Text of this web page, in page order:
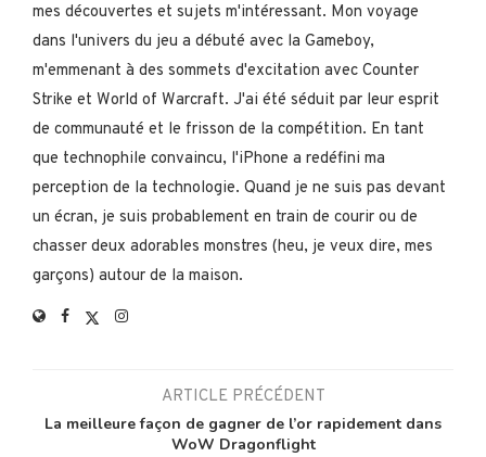
mes découvertes et sujets m'intéressant. Mon voyage
dans l'univers du jeu a débuté avec la Gameboy,
m'emmenant à des sommets d'excitation avec Counter
Strike et World of Warcraft. J'ai été séduit par leur esprit
de communauté et le frisson de la compétition. En tant
que technophile convaincu, l'iPhone a redéfini ma
perception de la technologie. Quand je ne suis pas devant
un écran, je suis probablement en train de courir ou de
chasser deux adorables monstres (heu, je veux dire, mes
garçons) autour de la maison.
ARTICLE PRÉCÉDENT
La meilleure façon de gagner de l’or rapidement dans
WoW Dragonflight